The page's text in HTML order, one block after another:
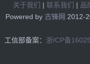
关于我们 | 联系我们 | 品
Powered by 古锋网 2012-
工信部备案： 浙ICP备